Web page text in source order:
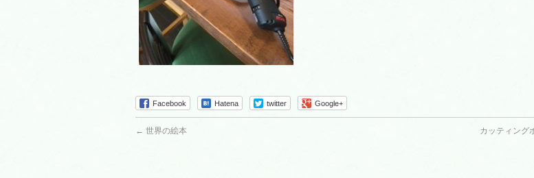
Facebook Hatena twitter Google+
← 世界の絵本 カッティング